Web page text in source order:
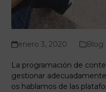
enero 3, 2020 Blog
La programación de
gestionar
os hablamos de las